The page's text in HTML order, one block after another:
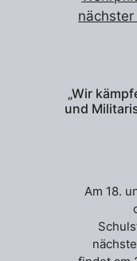
„Wir
und
Am 18.